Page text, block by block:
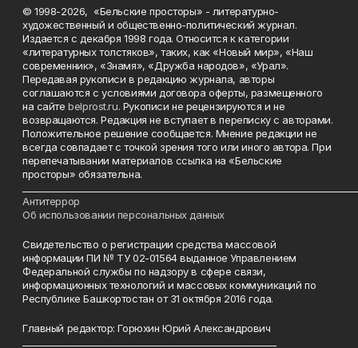
© 1998-2026, «Бельские просторы» - литературно-
художественный и общественно-политический журнал.
Издается с декабря 1998 года. Относится к категории
«литературных толстяков», таких, как «Новый мир», «Наш
современник», «Знамя», «Дружба народов», «Урал».
Передавая рукописи в редакцию журнала, авторы
соглашаются с условиями договора оферты, размещенного
на сайтеbelprost.ru. Рукописи не рецензируются и не
возвращаются. Редакция не вступает в переписку с авторами.
Положительное решение сообщается. Мнение редакции не
всегда совпадает с точкой зрения того или иного автора. При
перепечатывании материалов ссылка на «Бельские
просторы» обязательна.
Антитеррор
Об использовании персональных данных
Свидетельство о регистрации средства массовой
информации ПИ № ТУ 02-01564 выданное Управлением
Федеральной службы по надзору в сфере связи,
информационных технологий и массовых коммуникаций по
Республике Башкортостан от 31 октября 2016 года.
Главный редактор: Горюхин Юрий Александрович